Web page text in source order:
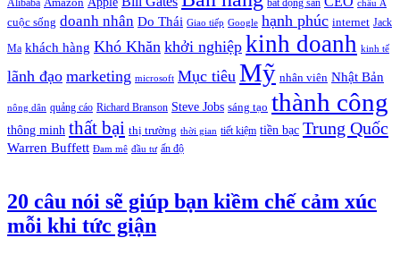
Alibaba Amazon bất động sản châu Á
cuộc sống doanh nhân Do Thái Giao tiếp Google hạnh phúc internet Jack
Ma khách hàng Khó Khăn khởi nghiệp kinh doanh kinh tế
lãnh đạo marketing microsoft Mục tiêu Mỹ nhân viên Nhật Bản
nông dân quảng cáo Richard Branson Steve Jobs sáng tạo thành công
thông minh thất bại thị trường thời gian tiết kiệm tiền bạc Trung Quốc
Warren Buffett Đam mê đầu tư ấn độ
20 câu nói sẽ giúp bạn kiềm chế cảm xúc
mỗi khi tức giận